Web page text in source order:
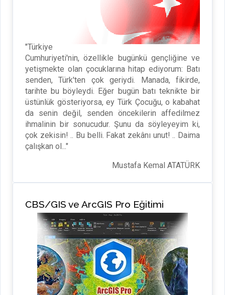
"Türkiye
Cumhuriyeti'nin, özellikle bugünkü gençliğine ve
yetişmekte olan çocuklarına hitap ediyorum: Batı
senden, Türk'ten çok geriydi. Manada, fikirde,
tarihte bu böyleydi. Eğer bugün batı teknikte bir
üstünlük gösteriyorsa, ey Türk Çocuğu, o kabahat
da senin değil, senden öncekilerin affedilmez
ihmalinin bir sonucudur. Şunu da söyleyeyim ki,
çok zekisin! .. Bu belli. Fakat zekânı unut! .. Daima
çalışkan ol..."
Mustafa Kemal ATATÜRK
CBS/GIS ve ArcGIS Pro Eğitimi